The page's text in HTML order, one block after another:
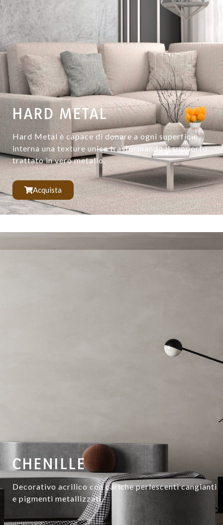
HARD METAL
Hard Metal è capace di donare a ogni superficie
interna una texture unica trasformando il supporto
trattato in vero metallo.
Acquista
CHENILLE
Decorativo acrilico con cariche perlescenti cangianti
e pigmenti metallizzati.